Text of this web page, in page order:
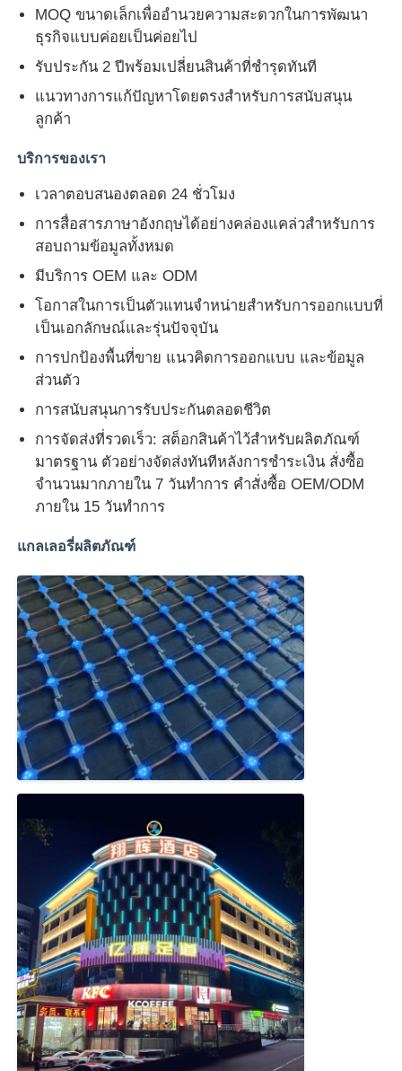
MOQ ขนาดเล็กเพื่ออำนวยความสะดวกในการพัฒนา
ธุรกิจแบบค่อยเป็นค่อยไป
รับประกัน 2 ปีพร้อมเปลี่ยนสินค้าที่ชำรุดทันที
แนวทางการแก้ปัญหาโดยตรงสำหรับการสนับสนุน
ลูกค้า
บริการของเรา
เวลาตอบสนองตลอด 24 ชั่วโมง
การสื่อสารภาษาอังกฤษได้อย่างคล่องแคล่วสำหรับการ
สอบถามข้อมูลทั้งหมด
มีบริการ OEM และ ODM
โอกาสในการเป็นตัวแทนจำหน่ายสำหรับการออกแบบที่
เป็นเอกลักษณ์และรุ่นปัจจุบัน
การปกป้องพื้นที่ขาย แนวคิดการออกแบบ และข้อมูล
ส่วนตัว
การสนับสนุนการรับประกันตลอดชีวิต
การจัดส่งที่รวดเร็ว: สต็อกสินค้าไว้สำหรับผลิตภัณฑ์
มาตรฐาน ตัวอย่างจัดส่งทันทีหลังการชำระเงิน สั่งซื้อ
จำนวนมากภายใน 7 วันทำการ คำสั่งซื้อ OEM/ODM
ภายใน 15 วันทำการ
แกลเลอรี่ผลิตภัณฑ์